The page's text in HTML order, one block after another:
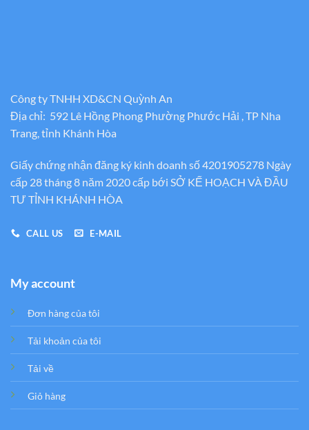
Công ty TNHH XD&CN Quỳnh An
Địa chỉ: 592 Lê Hồng Phong Phường Phước Hải , TP Nha
Trang, tỉnh Khánh Hòa
Giấy chứng nhận đăng ký kinh doanh số 4201905278 Ngày
cấp 28 tháng 8 năm 2020 cấp bới SỞ KẾ HOẠCH VÀ ĐẦU
TƯ TỈNH KHÁNH HÒA
CALL US E-MAIL
My account
Đơn hàng của tôi
Tải khoản của tôi
Tải về
Giỏ hàng